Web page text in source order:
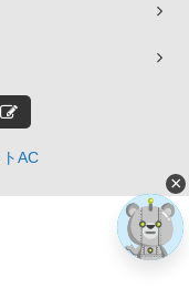
AC
×